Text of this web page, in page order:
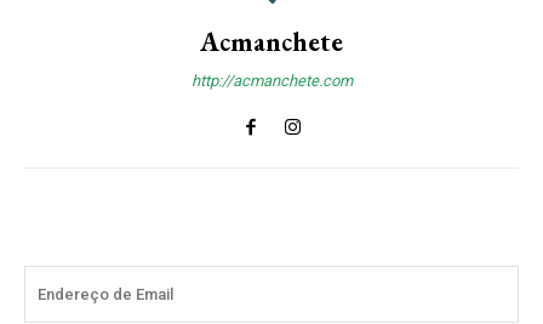
Acmanchete
http://acmanchete.com